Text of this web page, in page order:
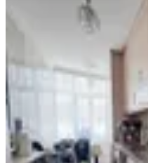
Yüksek
Seyhan,
3+1·
2.800.000 ₺